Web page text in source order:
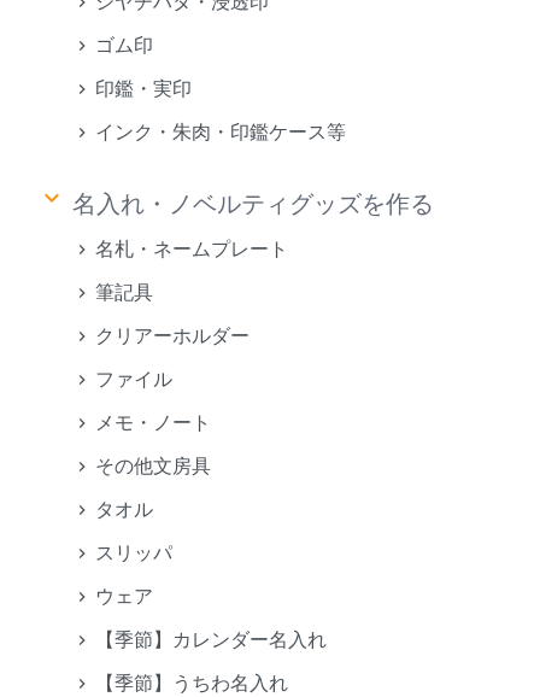
ゴム印
印鑑・実印
インク・朱肉・印鑑ケース等
keyboard_arrow_down 名入れ・ノベルティグッズを作る
名札・ネームプレート
筆記具
クリアーホルダー
ファイル
メモ・ノート
その他文房具
タオル
スリッパ
ウェア
【季節】カレンダー名入れ
【季節】うちわ名入れ